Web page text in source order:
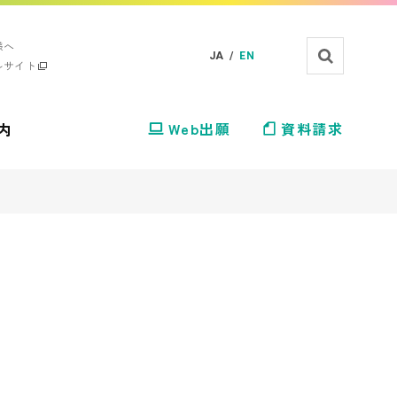
イト
JA / EN
Web出願 資料請求